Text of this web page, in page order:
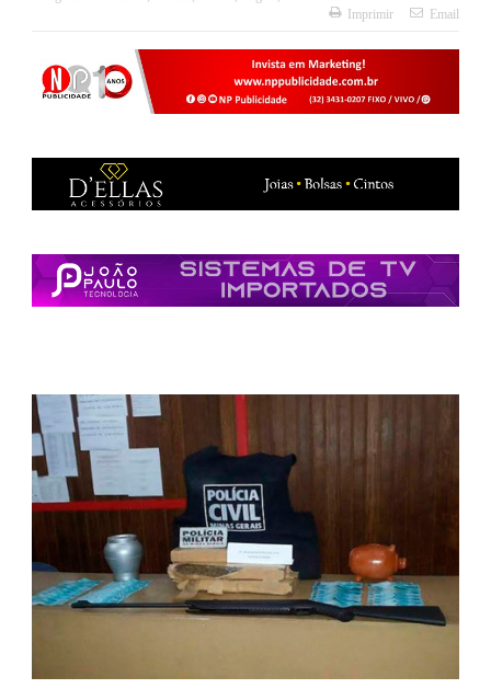
Imprimir
Email